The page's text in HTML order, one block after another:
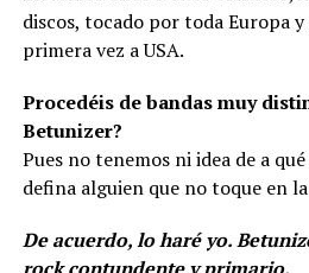
discos, tocado por toda Europa
primera vez a USA.
Procedéis de bandas muy
Betunizer?
Pues no tenemos ni idea de a
defina alguien que no toque en
De acuerdo, lo haré yo.